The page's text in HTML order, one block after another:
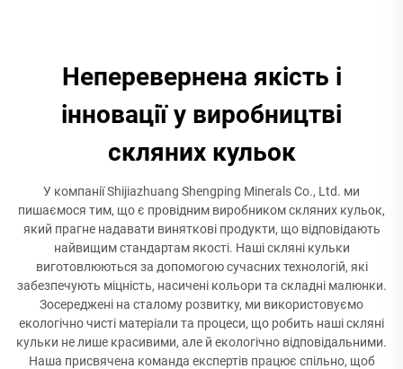
Неперевернена якість і
інновації у виробництві
скляних кульок
У компанії Shijiazhuang Shengping Minerals Co., Ltd. ми
пишаємося тим, що є провідним виробником скляних кульок,
який прагне надавати виняткові продукти, що відповідають
найвищим стандартам якості. Наші скляні кульки
виготовлюються за допомогою сучасних технологій, які
забезпечують міцність, насичені кольори та складні малюнки.
Зосереджені на сталому розвитку, ми використовуємо
екологічно чисті матеріали та процеси, що робить наші скляні
кульки не лише красивими, але й екологічно відповідальними.
Наша присвячена команда експертів працює спільно, щоб